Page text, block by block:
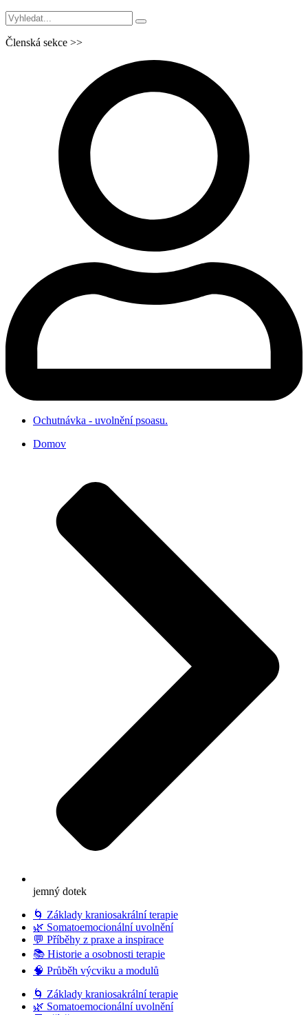
Členská sekce >>
Ochutnávka - uvolnění psoasu.
Domov
jemný dotek
🌀 Základy kraniosakrální terapie
🌿 Somatoemocionální uvolnění
💬 Příběhy z praxe a inspirace
📚 Historie a osobnosti terapie
🧠 Průběh výcviku a modulů
🌀 Základy kraniosakrální terapie
🌿 Somatoemocionální uvolnění